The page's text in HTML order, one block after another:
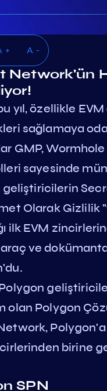
+ A -
Network'ün
yıl, özellikle
sağlamaya
GMP,
sayesinde
geliştiricilerin
Olarak Gizlilik
ilk EVM
ve
Polygon
birine
SPN